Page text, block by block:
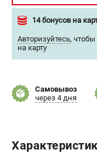
СЕРВИС
ПОДДЕРЖКА
Нашли дешевле?
ИНФОРМАЦИЯ
14 бонусов на
Авторизуйтесь, чтобы
на карту
Самовывоз
через 4 дня